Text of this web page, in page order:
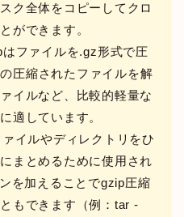
ク全体をコピーしてクロ
ができます。
ファイルを.gz形式で圧
圧縮されたファイルを解
イルなど、比較的軽量な
適しています。
イルやディレクトリをひ
まとめるために使用され
を加えることでgzip圧縮
もできます（例：tar -